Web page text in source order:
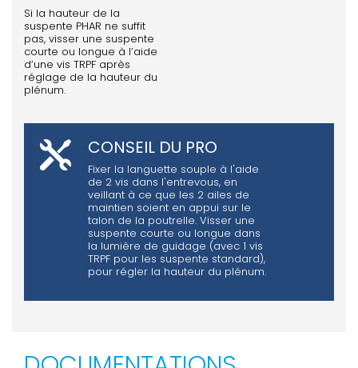
Si la hauteur de la
suspente PHAR ne suffit
pas, visser une suspente
courte ou longue à l’aide
d’une vis TRPF après
réglage de la hauteur du
plénum.
CONSEIL DU PRO
Fixer la languette souple à l'aide
de 2 vis dans l'entrevous, en
veillant à ce que les 2 ailes de
maintien soient en appui sur le
talon de la poutrelle. Visser une
suspente courte ou longue dans
la lumière de guidage (avec 1 vis
TRPF pour les suspente standard),
pour régler la hauteur du plénum.